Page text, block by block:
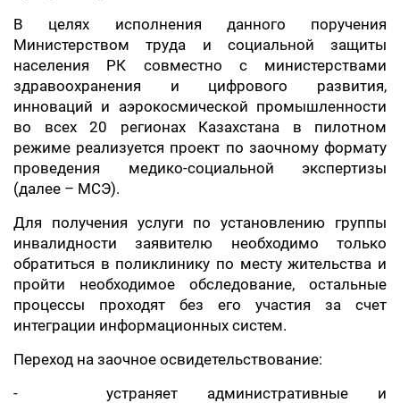
В целях исполнения данного поручения
Министерством труда и социальной защиты
населения РК совместно с министерствами
здравоохранения и цифрового развития,
инноваций и аэрокосмической промышленности
во всех 20 регионах Казахстана в пилотном
режиме реализуется проект по заочному формату
проведения медико-социальной экспертизы
(далее – МСЭ).
Для получения услуги по установлению группы
инвалидности заявителю необходимо только
обратиться в поликлинику по месту жительства и
пройти необходимое обследование, остальные
процессы проходят без его участия за счет
интеграции информационных систем.
Переход на заочное освидетельствование:
- устраняет административные и